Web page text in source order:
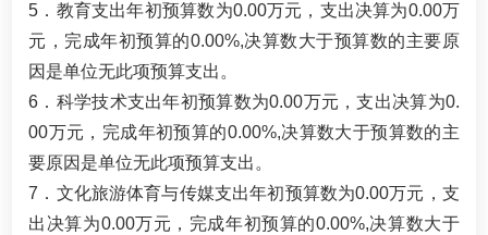
5．教育支出年初预算数为0.00万元，支出决算为0.00万
元，完成年初预算的0.00%,决算数大于预算数的主要原
因是单位无此项预算支出。
6．科学技术支出年初预算数为0.00万元，支出决算为0.
00万元，完成年初预算的0.00%,决算数大于预算数的主
要原因是单位无此项预算支出。
7．文化旅游体育与传媒支出年初预算数为0.00万元，支
出决算为0.00万元，完成年初预算的0.00%,决算数大于